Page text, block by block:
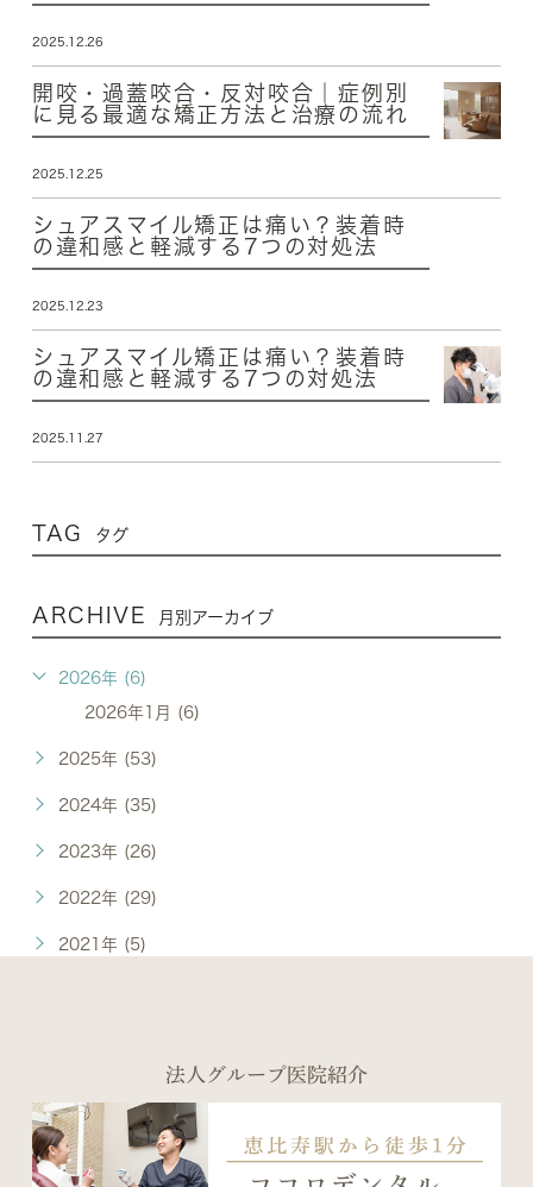
2025.12.26
開咬・過蓋咬合・反対咬合｜症例別
に見る最適な矯正方法と治療の流れ
2025.12.25
シュアスマイル矯正は痛い？装着時
の違和感と軽減する7つの対処法
2025.12.23
シュアスマイル矯正は痛い？装着時
の違和感と軽減する7つの対処法
2025.11.27
TAG タグ
ARCHIVE 月別アーカイブ
2026年 (6)
2026年1月 (6)
2025年 (53)
2024年 (35)
2023年 (26)
2022年 (29)
2021年 (5)
法人グループ医院紹介